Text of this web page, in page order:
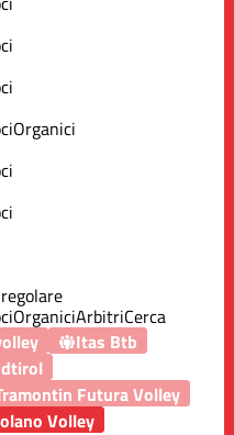
Organici
OrganiciArbitriCerca
Itas Btb
Futura Volley
Volley